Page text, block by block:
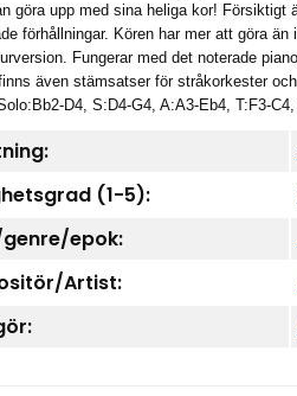
göra upp med sina heliga kor! Försiktigt
förhållningar. Kören har mer att göra
Fungerar med det noterade
även stämsatser för stråkorkester
D4, S:D4-G4, A:A3-Eb4, T:F3-
(1-5):
epok:
Artist: